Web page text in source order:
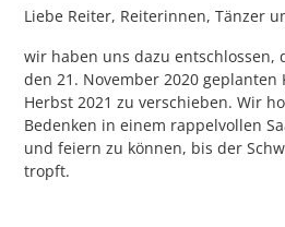
Liebe Reiter, Reiterinnen, Tänzer
wir haben uns dazu
den 21. November 2020
Herbst 2021 zu verschieben. Wir
Bedenken in einem rappelvollen
und feiern zu können, bis der
tropft.